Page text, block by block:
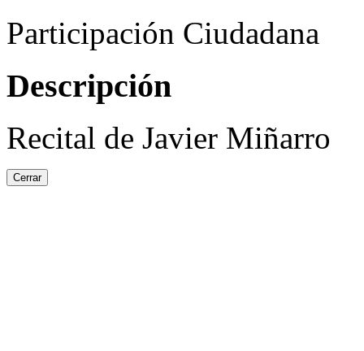
Participación Ciudadana
Descripción
Recital de Javier Miñarro
Cerrar